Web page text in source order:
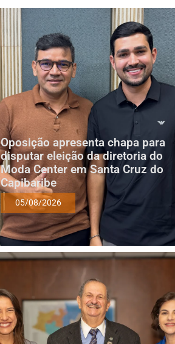
Oposição apresenta chapa para
disputar eleição da diretoria do
Moda Center em Santa Cruz do
Capibaribe
05/08/2026